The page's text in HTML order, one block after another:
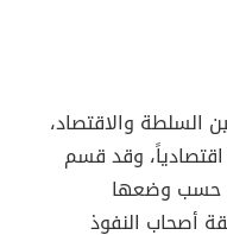
السلطة والاقتصاد،
وقد قسم
حسب وضعها
أصحاب النفوذ